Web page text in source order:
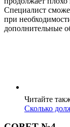
Специалист
при
дополнительные
Читайте
Сколько